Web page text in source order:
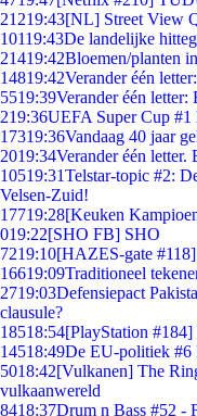
21219:43[NL] Street View
10119:43De landelijke
21419:42Bloemen/planten
14819:42Verander één
5519:39Verander één letter:
219:36UEFA Super Cup
17319:36Vandaag 40 jaar
2019:34Verander één letter.
10519:31Telstar-topic #2:
Velsen-Zuid!
17719:28[Keuken
019:22[SHO FB] SHO
7219:10[HAZES-gate
16619:09Traditioneel
2719:03Defensiepact
clausule?
18518:54[PlayStation
14518:49De EU-politiek #6
5018:42[Vulkanen] The
vulkaanwereld
8418:37Drum n Bass #52